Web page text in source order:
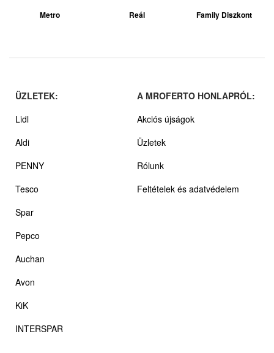
Metro Reál Family Diszkont
ÜZLETEK:
Lidl
Aldi
PENNY
Tesco
Spar
Pepco
Auchan
Avon
KiK
INTERSPAR
A MROFERTO HONLAPRÓL:
Akciós újságok
Üzletek
Rólunk
Feltételek és adatvédelem